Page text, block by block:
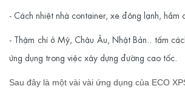
- Cách nhiệt nhà container, xe đông lạnh, hầm
- Thậm chí ở Mỹ, Châu Âu, Nhật Bản.. tấm
ứng dụng trong việc xây dựng đường cao tốc.
Sau đây là một vài vài ứng dụng của ECO